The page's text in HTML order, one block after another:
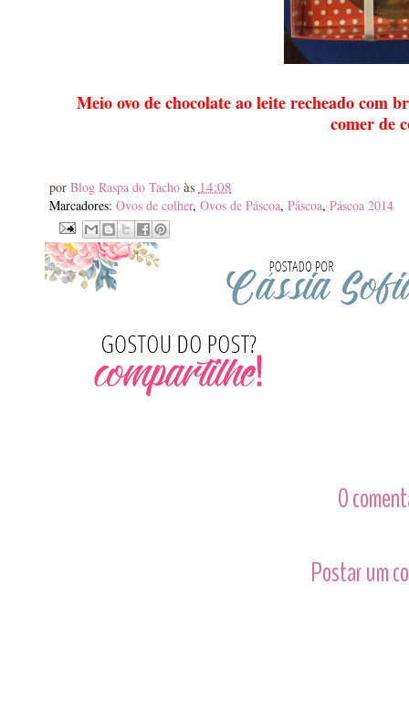
Meio ovo de chocolate ao leite recheado com
comer de
por Blog Raspa do Tacho às 14:08
Marcadores: Ovos de colher, Ovos de Páscoa, Páscoa, Páscoa 2014
0
Postar um